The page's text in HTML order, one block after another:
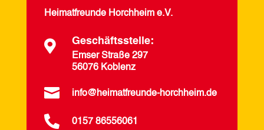
Heimatfreunde Horchheim e.V.
 Geschäftsstelle:
Emser Straße 297
56076 Koblenz
 info@heimatfreunde-horchheim.de
 0157 86556061